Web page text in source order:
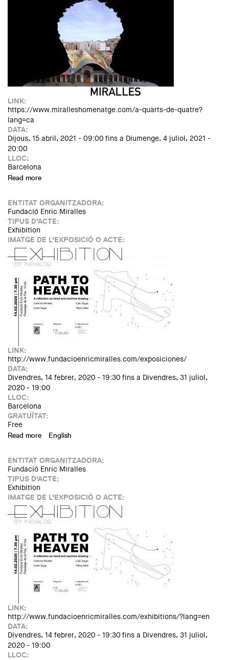
LINK:
https://www.miralleshomenatge.com/a-quarts-de-quatre?
lang=ca
DATA:
Dijous, 15 abril, 2021 - 09:00 fins a Diumenge, 4 juliol, 2021 -
20:00
LLOC:
Barcelona
Read more
ENTITAT ORGANITZADORA:
Fundació Enric Miralles
TIPUS D'ACTE:
Exhibition
IMATGE DE L'EXPOSICIÓ O ACTE:
LINK:
http://www.fundacioenricmiralles.com/exposiciones/
DATA:
Divendres, 14 febrer, 2020 - 19:30 fins a Divendres, 31 juliol,
2020 - 19:00
LLOC:
Barcelona
GRATUÏTAT:
Free
Read more about Path to Heaven; a reflection on hand machine
English
ENTITAT ORGANITZADORA:
Fundació Enric Miralles
TIPUS D'ACTE:
Exhibition
IMATGE DE L'EXPOSICIÓ O ACTE:
LINK:
http://www.fundacioenricmiralles.com/exhibitions/?lang=en
DATA:
Divendres, 14 febrer, 2020 - 19:30 fins a Divendres, 31 juliol,
2020 - 19:00
LLOC: